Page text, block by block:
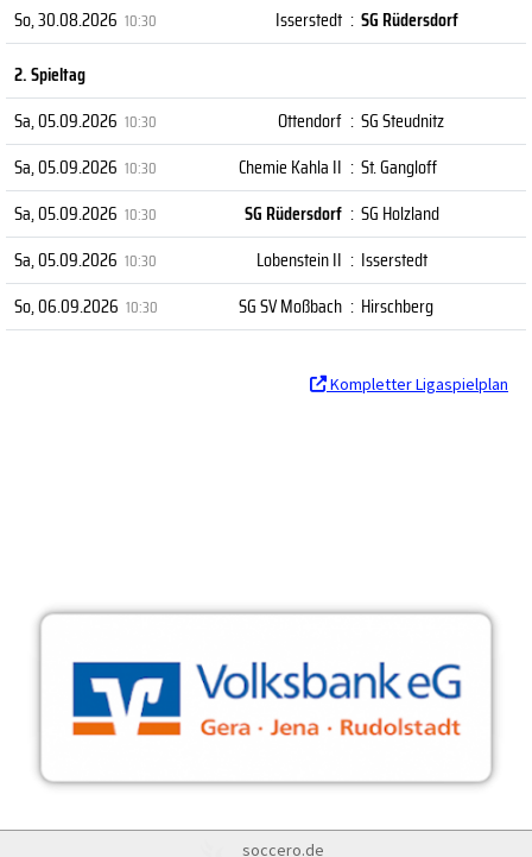
So, 30.08.2026 10:30 Isserstedt : SG Rüdersdorf
2. Spieltag
Sa, 05.09.2026 10:30 Ottendorf : SG Steudnitz
Sa, 05.09.2026 10:30 Chemie Kahla II : St. Gangloff
Sa, 05.09.2026 10:30 SG Rüdersdorf : SG Holzland
Sa, 05.09.2026 10:30 Lobenstein II : Isserstedt
So, 06.09.2026 10:30 SG SV Moßbach : Hirschberg
Kompletter Ligaspielplan
soccero.de